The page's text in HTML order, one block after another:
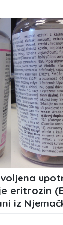
eritrozin (E
iz